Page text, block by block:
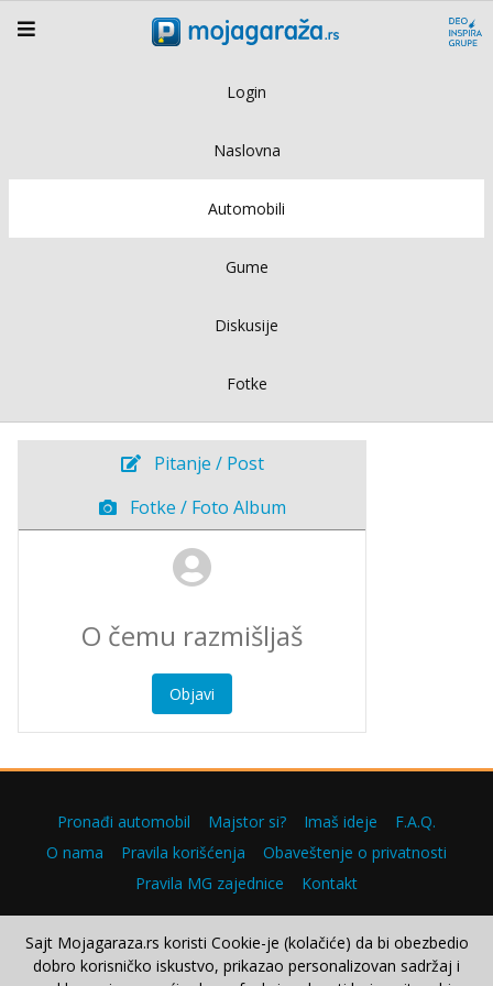
Login
Naslovna
Automobili
Gume
Diskusije
Fotke
Pitanje / Post
Fotke / Foto Album
Objavi
Pronađi automobil Majstor si? Imaš ideje
F.A.Q.
O nama
Pravila korišćenja
Obaveštenje o privatnosti
Pravila MG zajednice
Kontakt
Copyright © 2000–2026.
Sajt Mojagaraza.rs koristi Cookie-je (kolačiće) da bi obezbedio
dobro korisničko iskustvo, prikazao personalizovan sadržaj i